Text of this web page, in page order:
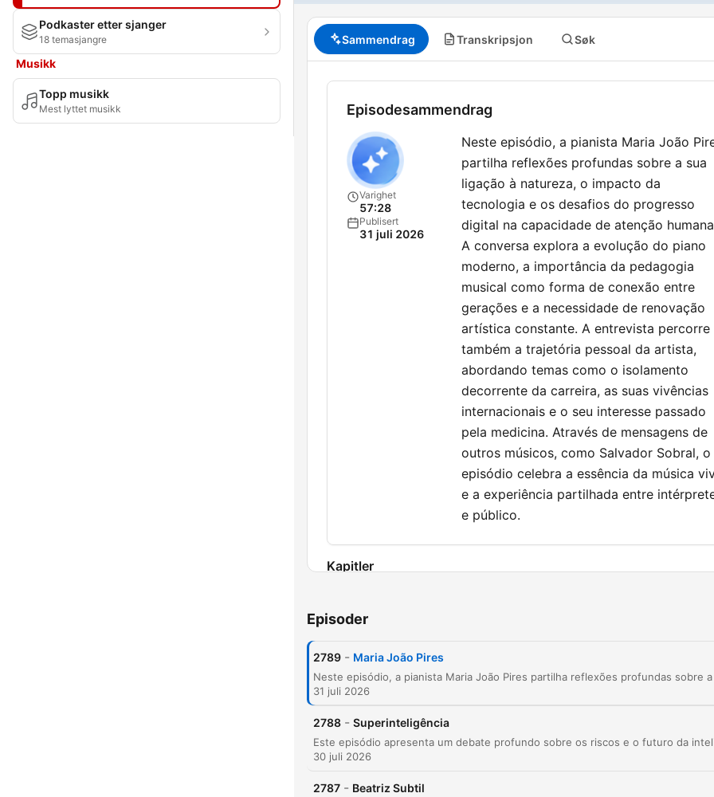
Podkaster etter sjanger
18 temasjangre
Musikk
Topp musikk
Mest lyttet musikk
Sammendrag Transkripsjon Søk
Episodesammendrag
Varighet
57:28
Publisert
31 juli 2026
Neste episódio, a pianista Maria João
partilha reflexões profundas sobre a sua
ligação à natureza, o impacto da
tecnologia e os desafios do progresso
digital na capacidade de atenção
A conversa explora a evolução do piano
moderno, a importância da pedagogia
musical como forma de conexão entre
gerações e a necessidade de renovação
artística constante. A entrevista percorre
também a trajetória pessoal da artista,
abordando temas como o isolamento
decorrente da carreira, as suas vivências
internacionais e o seu interesse passado
pela medicina. Através de mensagens de
outros músicos, como Salvador Sobral, o
episódio celebra a essência da música
e a experiência partilhada entre
e público.
Kapitler
00:06:26 A era da distração digital
00:10:24
00:17:10 O piano e a expressão musical
Episoder
2789 - Maria João Pires
31 juli 2026
2788 - Superinteligência
30 juli 2026
2787 - Beatriz Subtil